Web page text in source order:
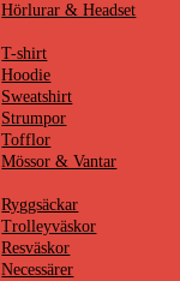
Hörlurar & Headset
T-shirt
Hoodie
Sweatshirt
Strumpor
Tofflor
Mössor & Vantar
Ryggsäckar
Trolleyväskor
Resväskor
Necessärer